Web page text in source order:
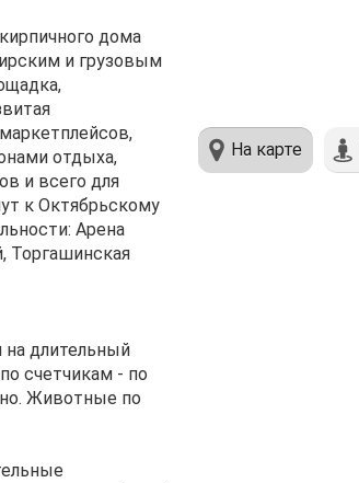
дома
и грузовым
отдыха,
и всего для
к Октябрьскому
Арена
Торгашинская
на длительный
счетчикам - по
Животные по
На карте